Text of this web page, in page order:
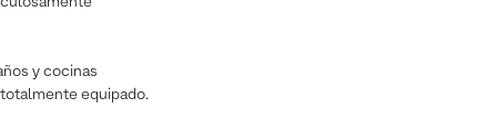
y cocinas
equipado.